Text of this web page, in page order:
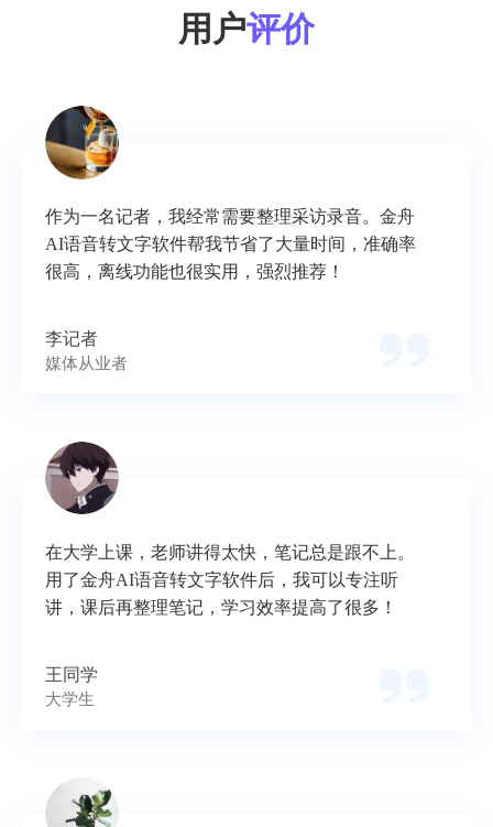
用户评价
作为一名记者，我经常需要整理采访录音。金舟
AI语音转文字软件帮我节省了大量时间，准确率
很高，离线功能也很实用，强烈推荐！
李记者
媒体从业者
在大学上课，老师讲得太快，笔记总是跟不上。
用了金舟AI语音转文字软件后，我可以专注听
讲，课后再整理笔记，学习效率提高了很多！
王同学
大学生